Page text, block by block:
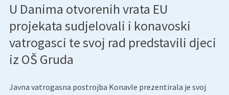
U Danima otvorenih vrata EU
projekata sudjelovali i konavoski
vatrogasci te svoj rad predstavili djeci
iz OŠ Gruda
Javna vatrogasna postrojba Konavle prezentirala je svoj